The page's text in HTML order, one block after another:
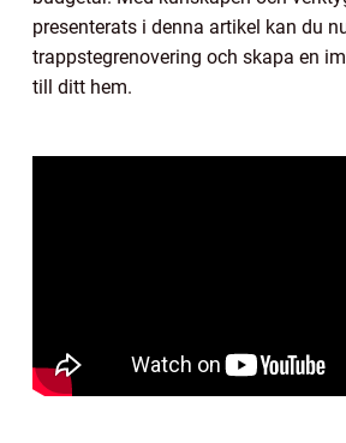
presenterats i denna artikel kan du
trappstegrenovering och skapa en
till ditt hem.